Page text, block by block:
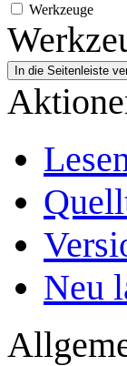
Werkzeuge
In die Seitenleiste
Neu